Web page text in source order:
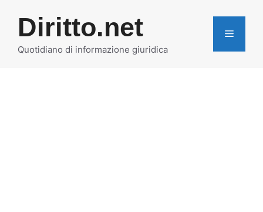
contenuto
Diritto.net
Quotidiano di informazione giuridica
MENU